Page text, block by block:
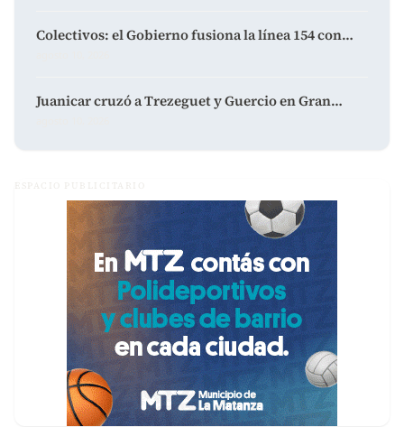
Colectivos: el Gobierno fusiona la línea 154 con…
Juanicar cruzó a Trezeguet y Guercio en Gran…
ESPACIO PUBLICITARIO